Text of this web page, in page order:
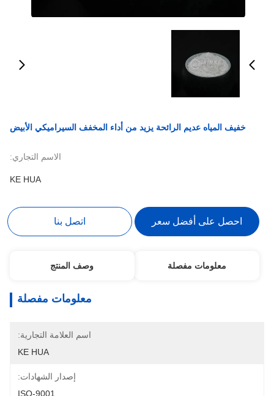
خفيف المياه عديم الرائحة يزيد من أداء المخفف السيراميكي الأبيض
الاسم التجاري:
KE HUA
احصل على أفضل سعر اتصل بنا
معلومات مفصلة وصف المنتج
معلومات مفصلة
اسم العلامة التجارية:
KE HUA
إصدار الشهادات:
ISO-9001